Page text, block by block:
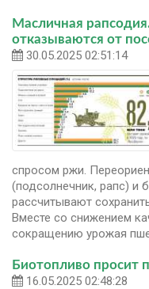
Масличная
отказываются от
30.05.2025 02:51:14
спросом ржи.
(подсолнечник, рапс) и
рассчитывают
Вместе со снижением
сокращению урожая
Биотопливо просит
16.05.2025 02:48:28